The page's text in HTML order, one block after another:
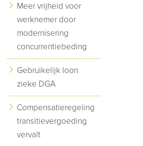
Meer vrijheid voor
werknemer door
modernisering
concurrentiebeding
Gebruikelijk loon
zieke DGA
Compensatieregeling
transitievergoeding
vervalt